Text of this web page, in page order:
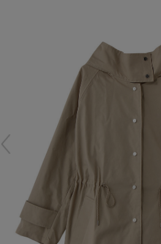
最旬！トレンドワード
【雨の日】急な雨対策グッズ
【Tシャツ】デイリーに活躍
【サンダル】ビーサンの季節
アイテム一覧
SALE
CATEGORY
最新トレンドや限定アイテ
いち早くお届けします。
ご登録はこちら
SUPPORT
ご利用ガイド
カスタマーサポート